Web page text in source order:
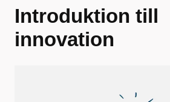
Introduktion till
innovation